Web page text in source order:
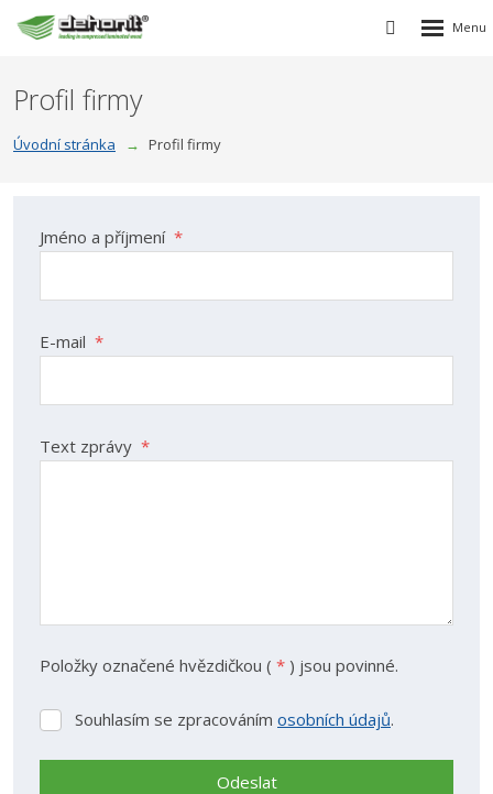
Vyhledávání
Rozbalení
Profil firmy
Úvodní stránka Profil firmy
Jméno a příjmení *
E-mail *
Text zprávy *
Položky označené hvězdičkou ( * ) jsou povinné.
Souhlasím
zpracováním
Souhlasím se zpracováním osobních údajů.
Odeslat